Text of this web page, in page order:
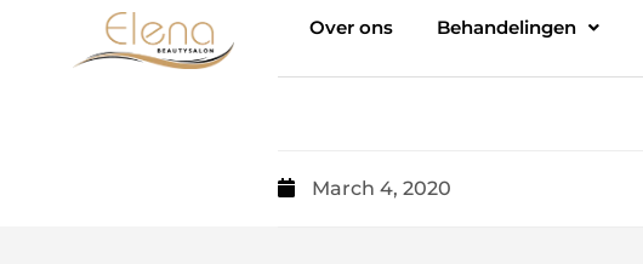
Over ons Behandelingen
March 4, 2020